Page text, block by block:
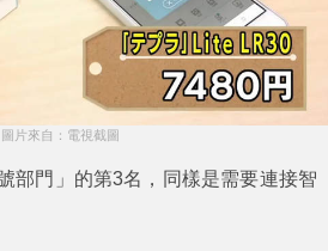
圖片來自：電視截圖
部門」 的第3名，同樣是需要連接智